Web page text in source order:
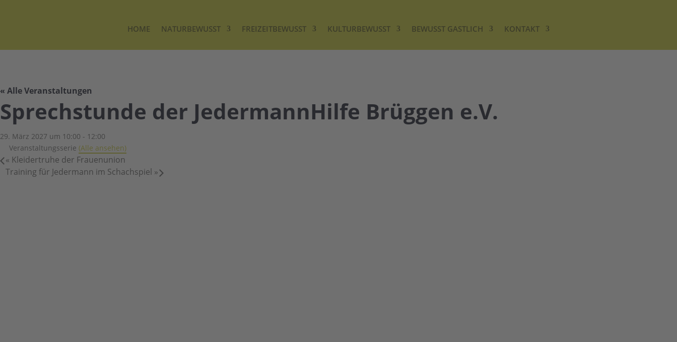
HOME NATURBEWUSST FREIZEITBEWUSST KULTURBEWUSST BEWUSST GASTLICH KONTAKT
« Alle Veranstaltungen
Sprechstunde der JedermannHilfe Brüggen e.V.
29. März 2027 um 10:00 - 12:00
Veranstaltungsserie (Alle ansehen)
« Kleidertruhe der Frauenunion
Training für Jedermann im Schachspiel »